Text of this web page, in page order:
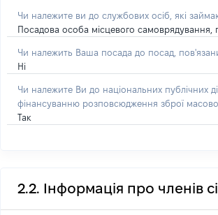
Чи належите ви до службових осіб, які
Посадова особа місцевого самоврядування,
Чи належить Ваша посада до посад,
Ні
Чи належите Ви до національних публічних
фінансуванню розповсюдження зброї
Так
2.2. Інформація про членів